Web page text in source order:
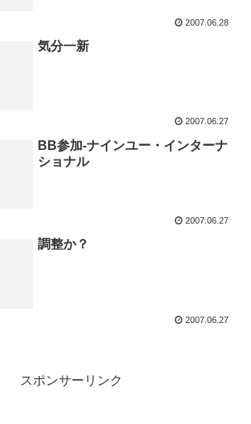
2007.06.28
気分一新
2007.06.27
BB参加-ナインユー・インターナ
ショナル
2007.06.27
調整か？
2007.06.27
スポンサーリンク